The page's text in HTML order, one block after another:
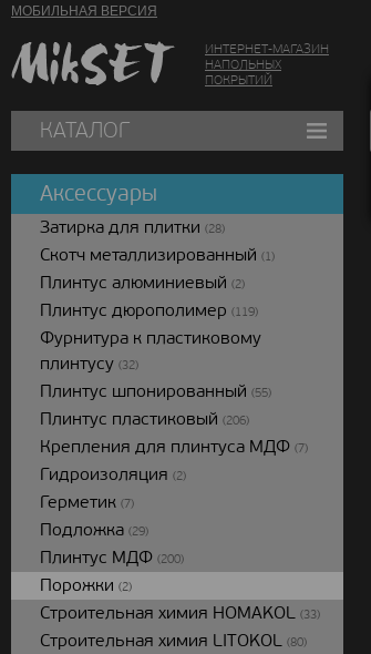
МОБИЛЬНАЯ ВЕРСИЯ
ИНТЕРНЕТ-МАГАЗИН
НАПОЛЬНЫХ
ПОКРЫТИЙ
КАТАЛОГ
Аксессуары
Затирка для плитки (28)
Скотч металлизированный (1)
Плинтус алюминиевый (2)
Плинтус дюрополимер (119)
Фурнитура к пластиковому
плинтусу (32)
Плинтус шпонированный (55)
Плинтус пластиковый (206)
Крепления для плинтуса МДФ (7)
Гидроизоляция (2)
Герметик (7)
Подложка (29)
Плинтус МДФ (200)
Порожки (2)
Строительная химия HOMAKOL (33)
Строительная химия LITOKOL (80)